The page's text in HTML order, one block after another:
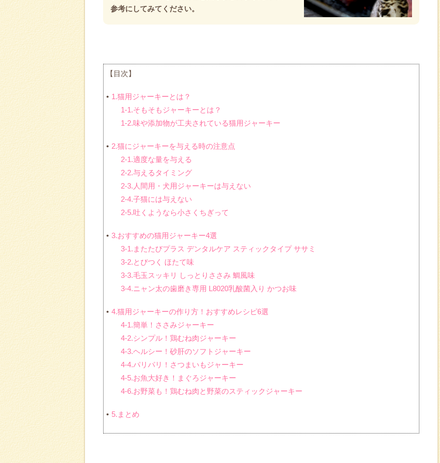
参考にしてみてください。
【目次】
1.猫用ジャーキーとは？
1-1.そもそもジャーキーとは？
1-2.味や添加物が工夫されている猫用ジャーキー
2.猫にジャーキーを与える時の注意点
2-1.適度な量を与える
2-2.与えるタイミング
2-3.人間用・犬用ジャーキーは与えない
2-4.子猫には与えない
2-5.吐くようなら小さくちぎって
3.おすすめの猫用ジャーキー4選
3-1.またたびプラス デンタルケア スティックタイプ ササミ
3-2.とびつく ほたて味
3-3.毛玉スッキリ しっとりささみ 鯛風味
3-4.ニャン太の歯磨き専用 L8020乳酸菌入り かつお味
4.猫用ジャーキーの作り方！おすすめレシピ6選
4-1.簡単！ささみジャーキー
4-2.シンプル！鶏むね肉ジャーキー
4-3.ヘルシー！砂肝のソフトジャーキー
4-4.パリパリ！さつまいもジャーキー
4-5.お魚大好き！まぐろジャーキー
4-6.お野菜も！鶏むね肉と野菜のスティックジャーキー
5.まとめ